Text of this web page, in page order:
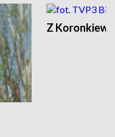
Z